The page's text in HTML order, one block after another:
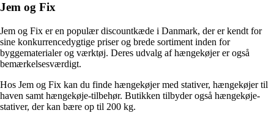
Jem og Fix
Jem og Fix er en populær discountkæde i Danmark, der er kendt for
sine konkurrencedygtige priser og brede sortiment inden for
byggematerialer og værktøj. Deres udvalg af hængekøjer er også
bemærkelsesværdigt.
Hos Jem og Fix kan du finde hængekøjer med stativer, hængekøjer til
haven samt hængekøje-tilbehør. Butikken tilbyder også hængekøje-
stativer, der kan bære op til 200 kg.